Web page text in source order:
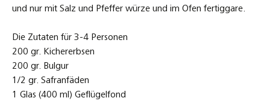
und nur mit Salz und Pfeffer würze und im Ofen fertiggare.
Die Zutaten für 3-4 Personen
200 gr. Kichererbsen
200 gr. Bulgur
1/2 gr. Safranfäden
1 Glas (400 ml) Geflügelfond